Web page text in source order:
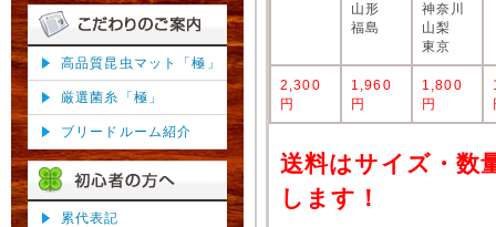
高品質昆虫マット「極」
厳選菌糸「極」
ブリードルーム紹介
累代表記
山形
福島
神奈川
山梨
東京
2,300
円
1,960
円
1,800
円
送料はサイズ・数
します！